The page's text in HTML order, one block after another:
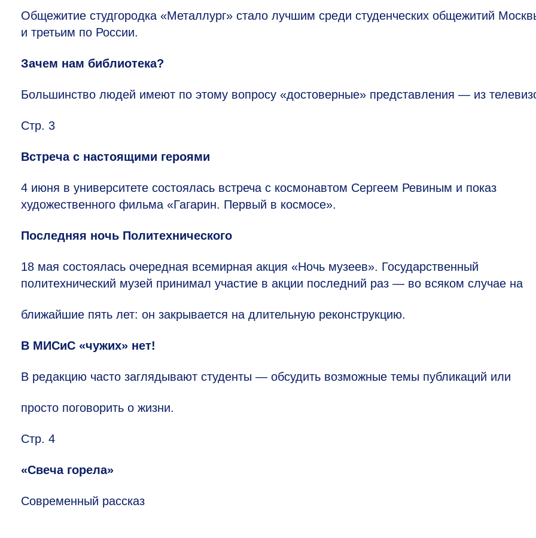
Общежитие студгородка «Металлург» стало лучшим среди студенческих общежитий
и третьим по России.
Зачем нам библиотека?
Большинство людей имеют по этому вопросу «достоверные» представления — из
Стр. 3
Встреча с настоящими героями
4 июня в университете состоялась встреча с космонавтом Сергеем Ревиным и показ
художественного фильма «Гагарин. Первый в космосе».
Последняя ночь Политехнического
18 мая состоялась очередная всемирная акция «Ночь музеев». Государственный
политехнический музей принимал участие в акции последний раз — во всяком случае на
ближайшие пять лет: он закрывается на длительную реконструкцию.
В МИСиС «чужих» нет!
В редакцию часто заглядывают студенты — обсудить возможные темы публикаций или
просто поговорить о жизни.
Стр. 4
«Свеча горела»
Современный рассказ